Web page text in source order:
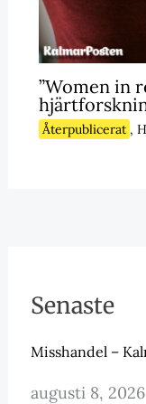
”Women in
Återpublicerat ,
Senaste
Misshandel –
augusti 8, 2026